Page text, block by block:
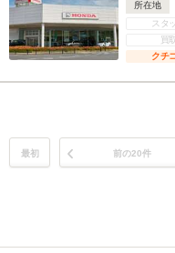
所在地
スタ
買取
クチ
最初 前の20件